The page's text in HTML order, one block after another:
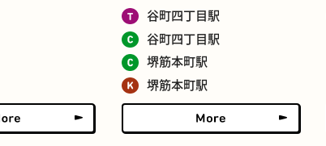
谷町四丁目駅
谷町四丁目駅
堺筋本町駅
堺筋本町駅